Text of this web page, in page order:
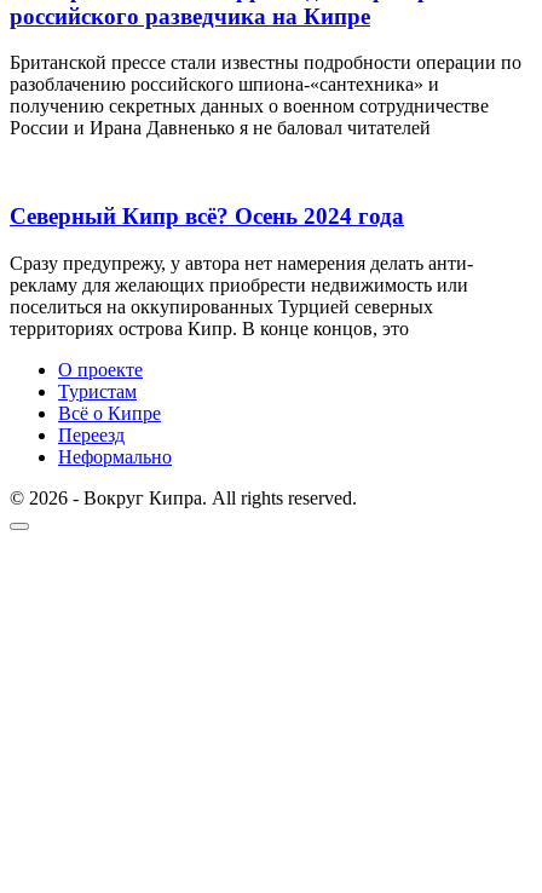
российского разведчика на Кипре
Британской прессе стали известны подробности операции по
разоблачению российского шпиона-«сантехника» и
получению секретных данных о военном сотрудничестве
России и Ирана Давненько я не баловал читателей
Северный Кипр всё? Осень 2024 года
Сразу предупрежу, у автора нет намерения делать анти-
рекламу для желающих приобрести недвижимость или
поселиться на оккупированных Турцией северных
территориях острова Кипр. В конце концов, это
О проекте
Туристам
Всё о Кипре
Переезд
Неформально
© 2026 - Вокруг Кипра. All rights reserved.